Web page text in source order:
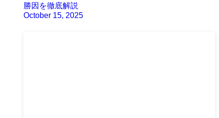
勝因を徹底解説
October 15, 2025